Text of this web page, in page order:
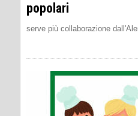
popolari
serve più collaborazione